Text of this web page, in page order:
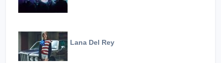
Lana Del Rey